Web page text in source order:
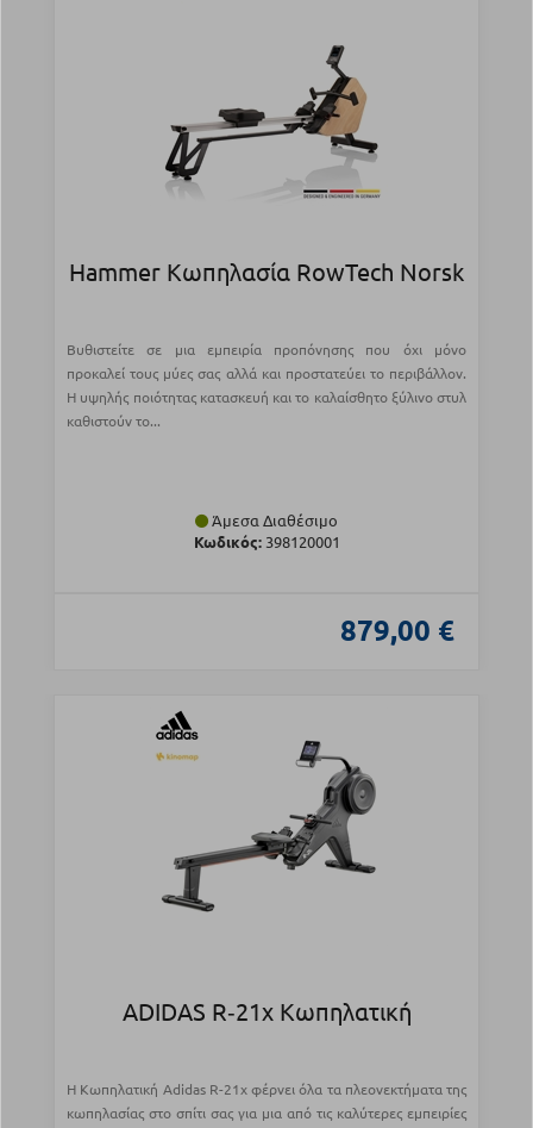
Hammer Κωπηλασία RowTech Norsk
Βυθιστείτε σε μια εμπειρία προπόνησης που όχι μόνο
προκαλεί τους μύες σας αλλά και προστατεύει το περιβάλλον.
Η υψηλής ποιότητας κατασκευή και το καλαίσθητο ξύλινο στυλ
καθιστούν το...
Άμεσα Διαθέσιμο
Κωδικός:398120001
879,00 €
ADIDAS R‑21x Κωπηλατική
Η Κωπηλατική Adidas R-21x φέρνει όλα τα πλεονεκτήματα της
κωπηλασίας στο σπίτι σας για μια από τις καλύτερες εμπειρίες